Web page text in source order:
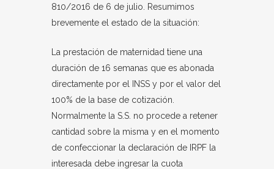
810/2016 de 6 de julio. Resumimos
brevemente el estado de la situación:
La prestación de maternidad tiene una
duración de 16 semanas que es abonada
directamente por el INSS y por el valor del
100% de la base de cotización.
Normalmente la S.S. no procede a retener
cantidad sobre la misma y en el momento
de confeccionar la declaración de IRPF la
interesada debe ingresar la cuota